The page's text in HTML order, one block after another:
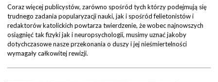
Coraz więcej publicystów, zarówno spośród tych którzy podejmują się
trudnego zadania popularyzacji nauki, jak i spośród felietonistów i
redaktorów katolickich powtarza twierdzenie, że wobec najnowszych
osiągnięć tak fizyki jak i neuropsychologii, musimy uznać jakoby
dotychczasowe nasze przekonania o duszy i jej nieśmiertelności
wymagały całkowitej rewizji.